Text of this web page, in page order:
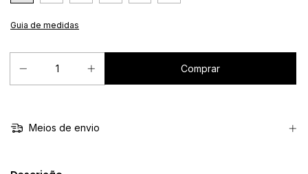
Guia de medidas
Meios de envio